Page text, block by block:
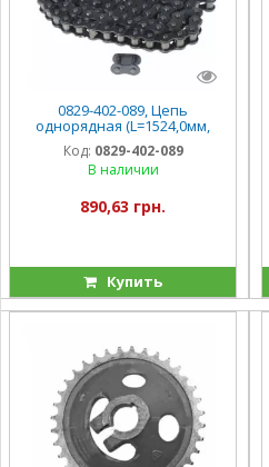
0829-402-089, Цепь
однорядная (L=1524,0мм,
t=15.875, 96 звеньев) Sipma
Z-224
Код: 0829-402-089
В наличии
890,63 грн.
Купить